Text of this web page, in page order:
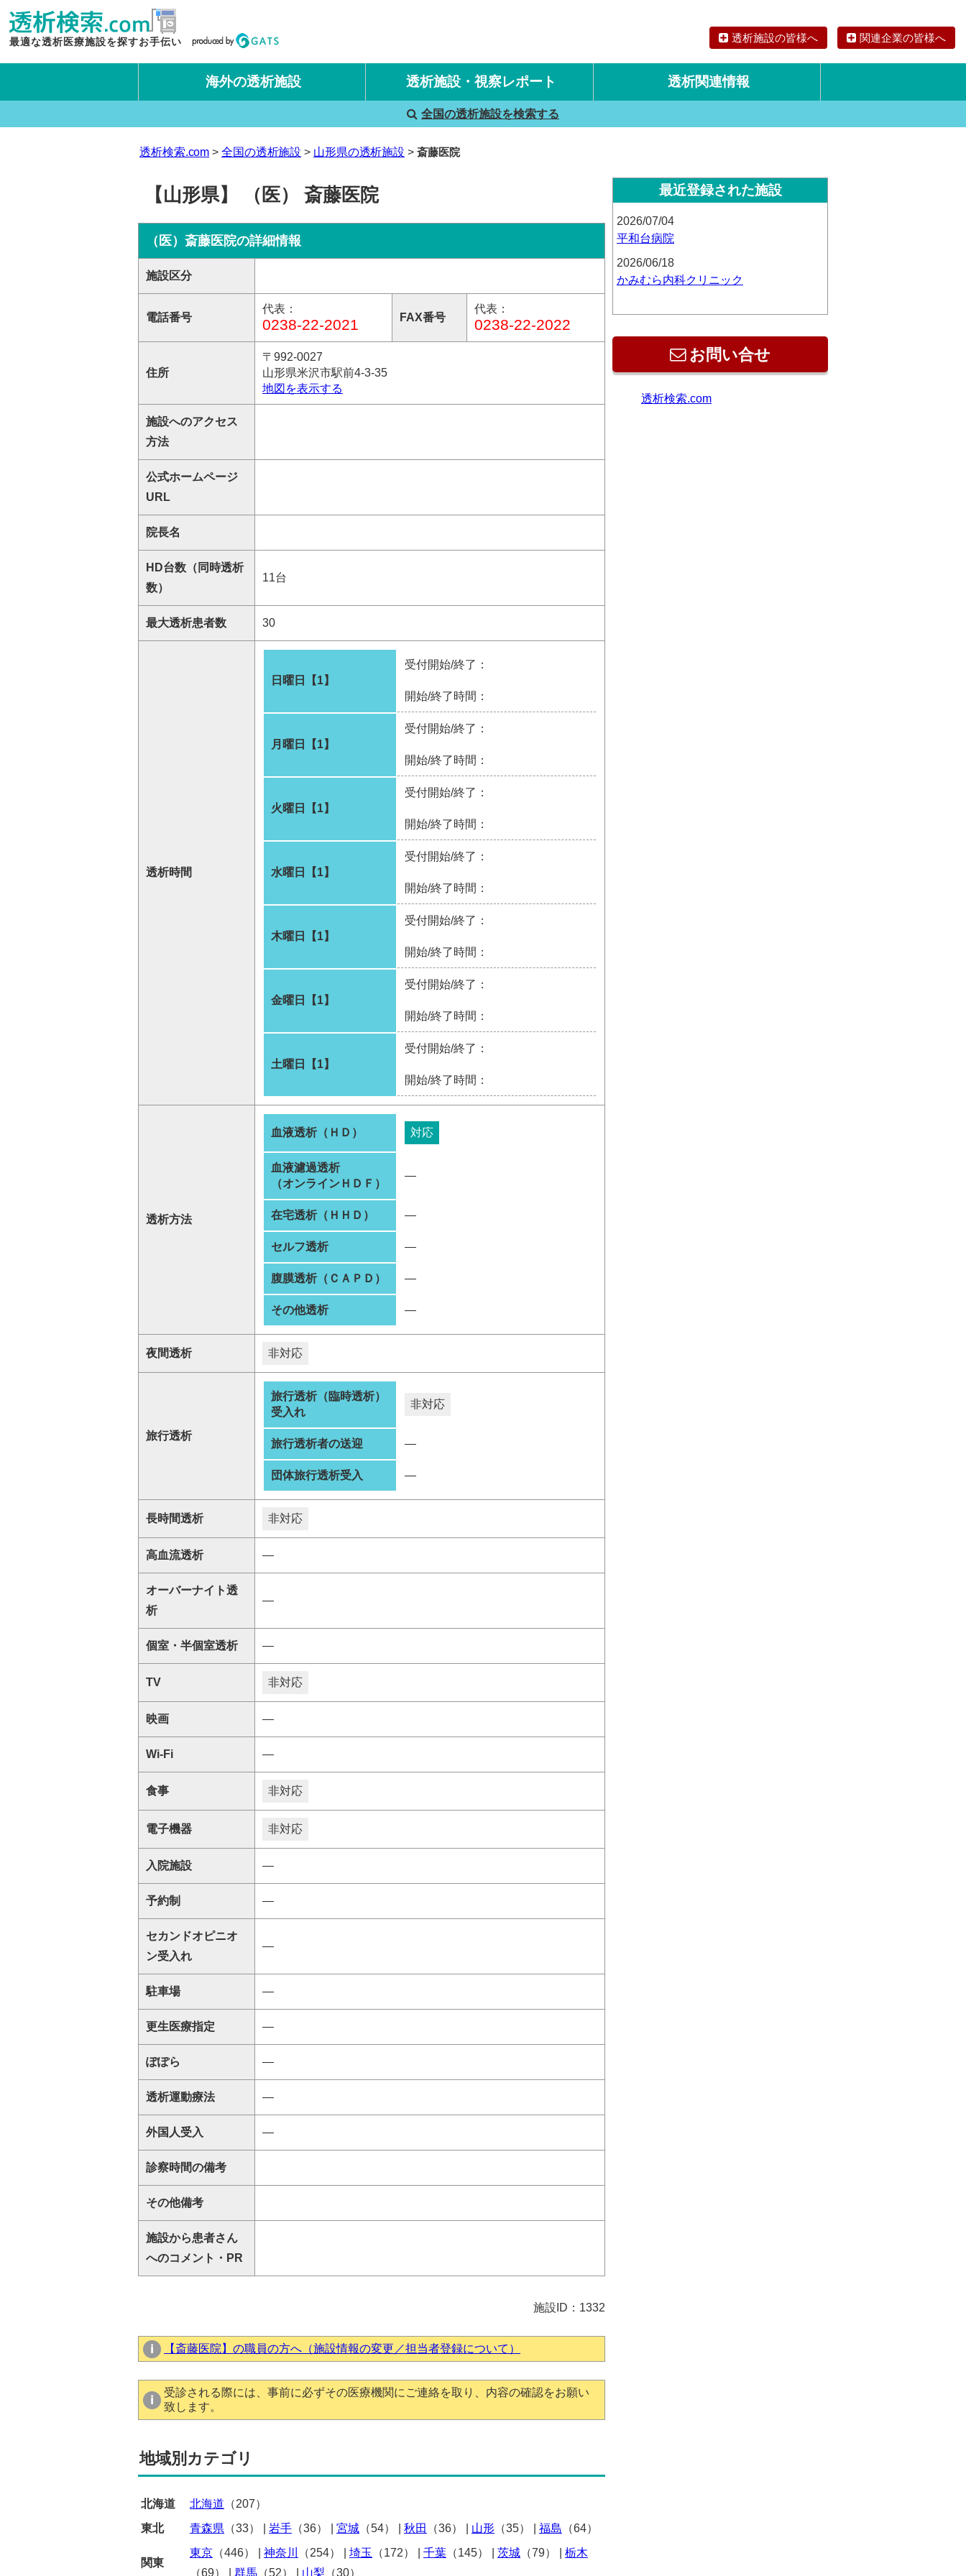
最適な透析医療施設を探すお手伝い 透析施設の皆様へ 関連企業の皆様へ
海外の透析施設 透析施設・視察レポート
国内旅行透析レポート
海外旅行透析レポート
透析関連情報
全国の透析施設を検索する
透析検索.com 全国の透析施設 山形県の透析施設 斎藤医院
【山形県】 （医） 斎藤医院
（医）斎藤医院の詳細情報
施設区分
電話番号
代表：
0238-22-2021 FAX番号
代表：
0238-22-2022
住所
〒992-0027
山形県米沢市駅前4-3-35
地図を表示する
施設へのアクセス
方法
公式ホームページ
URL
院長名
HD台数（同時透析
数）
11台
最大透析患者数 30
透析時間
日曜日【1】
受付開始/終了：
開始/終了時間：
月曜日【1】
受付開始/終了：
開始/終了時間：
火曜日【1】
受付開始/終了：
開始/終了時間：
水曜日【1】
受付開始/終了：
開始/終了時間：
木曜日【1】
受付開始/終了：
開始/終了時間：
金曜日【1】
受付開始/終了：
開始/終了時間：
土曜日【1】
受付開始/終了：
開始/終了時間：
透析方法
血液透析（ＨＤ） 対応
血液濾過透析
（オンラインＨＤＦ）
―
在宅透析（ＨＨＤ） ―
セルフ透析 ―
腹膜透析（ＣＡＰＤ） ―
その他透析 ―
夜間透析 非対応
旅行透析
旅行透析（臨時透析）
受入れ
非対応
旅行透析者の送迎 ―
団体旅行透析受入 ―
長時間透析 非対応
高血流透析 ―
オーバーナイト透
析
―
個室・半個室透析 ―
TV 非対応
映画 ―
Wi-Fi ―
食事 非対応
電子機器 非対応
入院施設 ―
予約制 ―
セカンドオピニオ
ン受入れ
―
駐車場 ―
更生医療指定 ―
ぽぽら ―
透析運動療法 ―
外国人受入 ―
診察時間の備考
その他備考
施設から患者さん
へのコメント・PR
施設ID：1332
【斎藤医院】の職員の方へ（施設情報の変更／担当者登録について）
受診される際には、事前に必ずその医療機関にご連絡を取り、内容の確認をお願い
致します。
地域別カテゴリ
北海道 北海道 （207）
東北
青森県 （33） 岩手 （36） 宮城 （54） 秋田 （36） 山形 （35） 福島 （64）
関東
東京 （446） 神奈川 （254） 埼玉 （172） 千葉 （145） 茨城 （79）
栃木
（69）
群馬 （52） 山梨 （30）
最近登録された施設
2026/07/04
平和台病院
2026/06/18
かみむら内科クリニック
お問い合せ
透析検索.com